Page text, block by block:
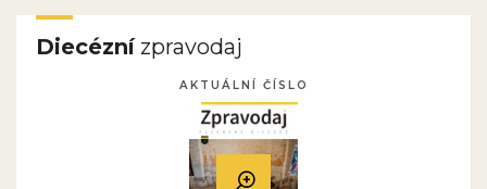
Diecéznízpravodaj
AKTUÁLNÍ ČÍSLO